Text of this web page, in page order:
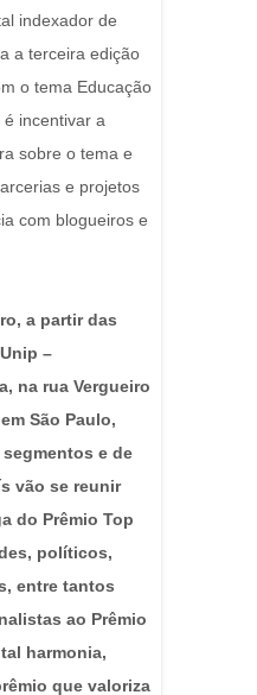
indexador de
a terceira edição
o tema Educação
incentivar a
sobre o tema e
e projetos
com blogueiros e
a partir das
–
na rua Vergueiro
São Paulo,
e de
vão se reunir
do Prêmio Top
políticos,
entre tantos
ao Prêmio
harmonia,
que valoriza